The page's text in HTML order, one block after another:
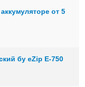
от 5
бу eZip E-750